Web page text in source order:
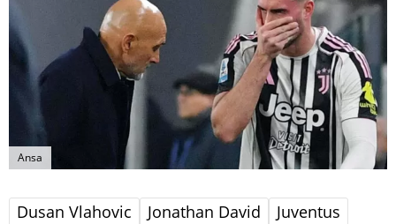
Ansa
Dusan Vlahovic Jonathan David
Juventus